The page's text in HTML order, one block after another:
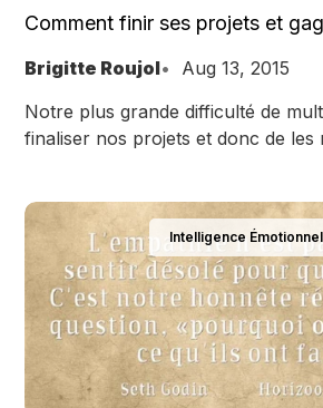
Comment finir ses projets et
Brigitte Roujol
Aug 13, 2015
Notre plus grande difficulté de
finaliser nos projets et donc de les
Intelligence